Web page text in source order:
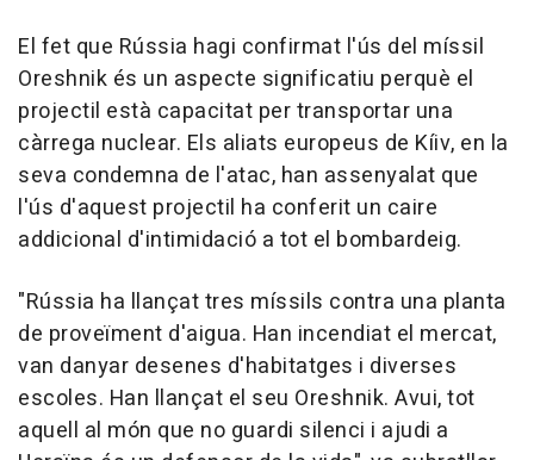
El fet que Rússia hagi confirmat l'ús del míssil
Oreshnik és un aspecte significatiu perquè el
projectil està capacitat per transportar una
càrrega nuclear. Els aliats europeus de Kíiv, en la
seva condemna de l'atac, han assenyalat que
l'ús d'aquest projectil ha conferit un caire
addicional d'intimidació a tot el bombardeig.
"Rússia ha llançat tres míssils contra una planta
de proveïment d'aigua. Han incendiat el mercat,
van danyar desenes d'habitatges i diverses
escoles. Han llançat el seu Oreshnik. Avui, tot
aquell al món que no guardi silenci i ajudi a